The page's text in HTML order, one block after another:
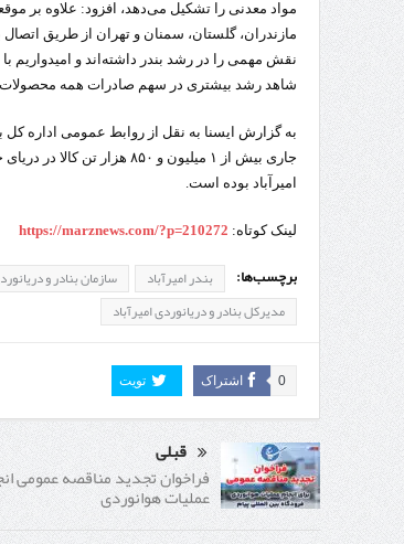
مواد معدنی را تشکیل می‌دهد، افزود: علاوه بر
مازندران، گلستان، سمنان و تهران از طریق
نقش مهمی را در رشد بندر داشته‌اند و امیدواریم
شاهد رشد بیشتری در سهم صادرات همه محصولات
به گزارش ایسنا به نقل از روابط عمومی اداره کل
امیرآباد بوده است.
لینک کوتاه: https://marznews.com/?p=210272
برچسب‌ها: بندر امیرآباد سازمان بنادر و
مدیرکل بنادر و دریانوردی امیرآباد
اشتراک 0 تویت
قبلی
فراخوان تجدید مناقصه عمومی
عملیات هوانوردی